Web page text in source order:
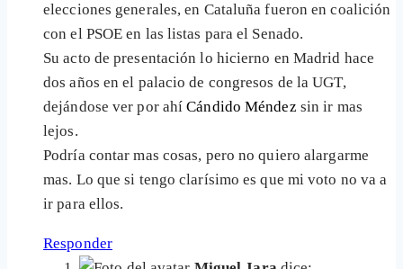
elecciones generales, en Cataluña fueron en coalición
con el PSOE en las listas para el Senado.
Su acto de presentación lo hicierno en Madrid hace
dos años en el palacio de congresos de la UGT,
dejándose ver por ahíCándido Méndez sin ir mas
lejos.
Podría contar mas cosas, pero no quiero alargarme
mas. Lo que si tengo clarísimo es que mi voto no va a
ir para ellos.
Responder